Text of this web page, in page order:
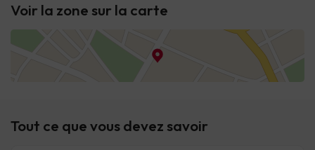
Voir la zone sur la carte
Tout ce que vous devez savoir